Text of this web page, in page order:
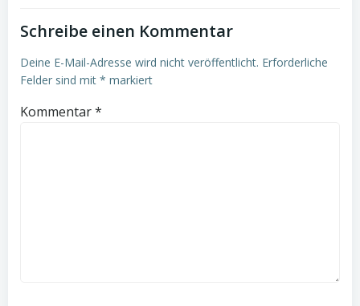
Schreibe einen Kommentar
Deine E-Mail-Adresse wird nicht veröffentlicht. Erforderliche
Felder sind mit * markiert
Kommentar*